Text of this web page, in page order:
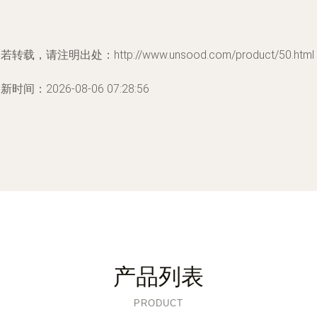
转载，请注明出处：http://www.unsood.com/product/50.html
时间：2026-08-06 07:28:56
产品列表
PRODUCT